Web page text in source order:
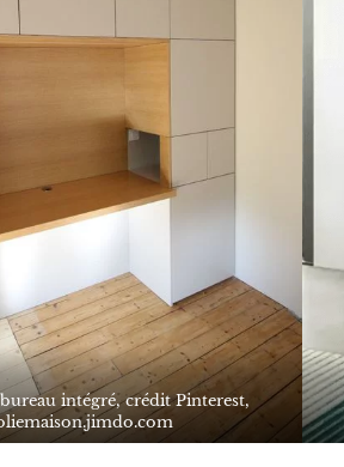
intégré, crédit Pinterest,